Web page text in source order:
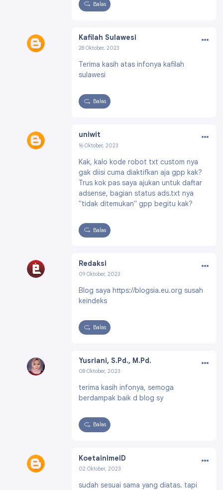
Balas
Kafilah Sulawesi
28 Oktober, 2023
4042877269766710
…
Terima kasih atas infonya kafilah
sulawesi
Balas
uniwit
16 Oktober, 2023
5478621256863661
…
Kak, kalo kode robot txt custom nya
gak diisi cuma diaktifkan aja gpp kak?
Trus kok pas saya ajukan untuk daftar
adsense, bagian status ads.txt nya
"tidak ditemukan" gpp begitu kak?
Balas
Redaksi
09 Oktober, 2023
6091626174903721
…
Blog saya https://blogsia.eu.org susah
keindeks
Balas
Yusriani, S.Pd., M.Pd.
08 Oktober, 2023
0529603846013489
…
terima kasih infonya, semoga
berdampak baik d blog sy
Balas
KoetainimeID
02 Oktober, 2023
5035260904494428
…
sudah sesuai sama yang diatas. tapi